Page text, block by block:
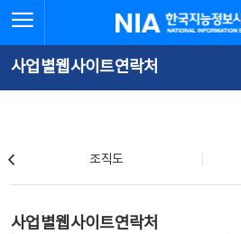
문
로
가
체
뉴
바
가
한국지능정보사회진흥원
사업별웹사이트연락처
조직도
사업별웹사이트연락처